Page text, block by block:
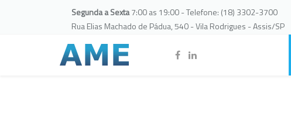
Segunda a Sexta7:00 as 19:00 - Telefone: (18) 3302-3700
Rua Elias Machado de Pádua, 540 - Vila Rodrigues - Assis/SP